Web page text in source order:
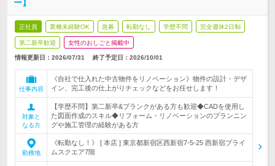
ー】
正社員 業種未経験OK 急募 転勤なし 学歴不問 完全週休2日制
第二新卒歓迎 女性のおしごと掲載中
情報更新日：2026/07/31 終了予定日： 2026/10/01
仕事内容
《自社で仕入れた中古物件をリノベーション》物件の設計・デザ
イン、完工後の仕上がりチェックなどをお任せします！
対象と
なる方
【学歴不問】第二新卒&ブランクがある方も歓迎◆CADを使用し
た図面作成のスキル◆リフォーム・リノベーションのプランニン
グや施工管理の経験がある方
勤務地
《転勤なし！》 [ 本店 ] 東京都新宿区西新宿7-5-25 西新宿プライ
ムスクエア7階